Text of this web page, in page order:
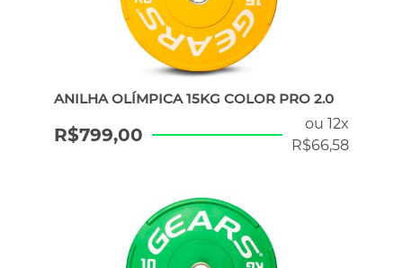
ANILHA OLÍMPICA 15KG COLOR PRO 2.0
ou 12x
R$66,58
R$799,00